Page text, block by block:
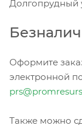
Долгопрудный
Оформите
электронной
Также можно